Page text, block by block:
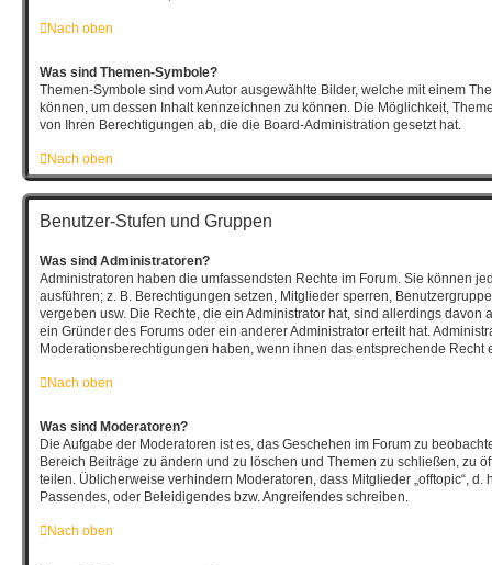
Nach oben
Was sind Themen-Symbole?
Themen-Symbole sind vom Autor ausgewählte Bilder, welche mit einem
können, um dessen Inhalt kennzeichnen zu können. Die Möglichkeit,
von Ihren Berechtigungen ab, die die Board-Administration gesetzt hat.
Nach oben
Benutzer-Stufen und Gruppen
Was sind Administratoren?
Administratoren haben die umfassendsten Rechte im Forum. Sie können
ausführen; z. B. Berechtigungen setzen, Mitglieder sperren,
vergeben usw. Die Rechte, die ein Administrator hat, sind allerdings davon
ein Gründer des Forums oder ein anderer Administrator erteilt hat.
Moderationsberechtigungen haben, wenn ihnen das entsprechende Recht
Nach oben
Was sind Moderatoren?
Die Aufgabe der Moderatoren ist es, das Geschehen im Forum zu
Bereich Beiträge zu ändern und zu löschen und Themen zu schließen, zu
teilen. Üblicherweise verhindern Moderatoren, dass Mitglieder „offtopic“, d.
Passendes, oder Beleidigendes bzw. Angreifendes schreiben.
Nach oben